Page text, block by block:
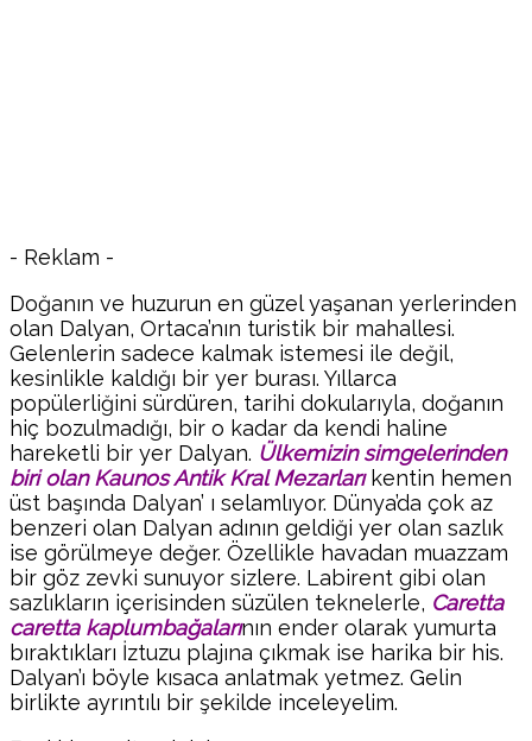
- Reklam -
Doğanın ve huzurun en güzel yaşanan yerlerinden
olan Dalyan, Ortaca’nın turistik bir mahallesi.
Gelenlerin sadece kalmak istemesi ile değil,
kesinlikle kaldığı bir yer burası. Yıllarca
popülerliğini sürdüren, tarihi dokularıyla, doğanın
hiç bozulmadığı, bir o kadar da kendi haline
hareketli bir yer Dalyan. Ülkemizin simgelerinden
biri olan Kaunos Antik Kral Mezarlarıkentin hemen
üst başında Dalyan’ ı selamlıyor. Dünya’da çok az
benzeri olan Dalyan adının geldiği yer olan sazlık
ise görülmeye değer. Özellikle havadan muazzam
bir göz zevki sunuyor sizlere. Labirent gibi olan
sazlıkların içerisinden süzülen teknelerle, Caretta
caretta kaplumbağalarının ender olarak yumurta
bıraktıkları İztuzu plajına çıkmak ise harika bir his.
Dalyan’ı böyle kısaca anlatmak yetmez. Gelin
birlikte ayrıntılı bir şekilde inceleyelim.